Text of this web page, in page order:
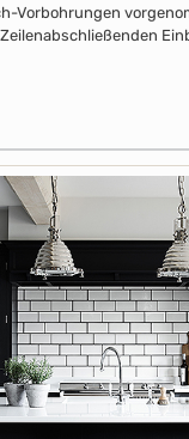
Vorbohrungen